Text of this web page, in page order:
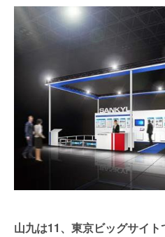
山九は11、東京ビッグサイ